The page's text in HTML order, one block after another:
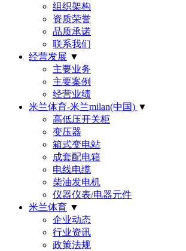
组织架构
资质荣誉
品质承诺
联系我们
经营发展 ▼
主要业务
主要案例
经营业绩
米兰体育-米兰milan(中国) ▼
高低压开关柜
变压器
箱式变电站
成套配电箱
电线电缆
柴油发电机
仪器仪表/电器元件
米兰体育 ▼
企业动态
行业资讯
政策法规